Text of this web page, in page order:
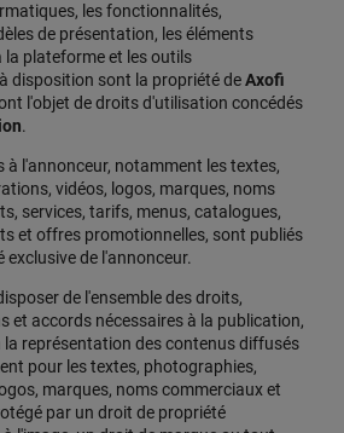
les fonctionnalités,
de présentation, les éléments
plateforme et les outils
disposition sont la propriété deAxofi
l'objet de droits d'utilisation concédés
.
à l'annonceur, notamment les textes,
vidéos, logos, marques, noms
services, tarifs, menus, catalogues,
et offres promotionnelles, sont publiés
de l'annonceur.
de l'ensemble des droits,
et accords nécessaires à la publication,
la représentation des contenus diffusés
pour les textes, photographies,
marques, noms commerciaux et
par un droit de propriété